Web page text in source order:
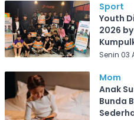
Sport
Youth
2026
Senin 03
Mom
Anak
Bunda